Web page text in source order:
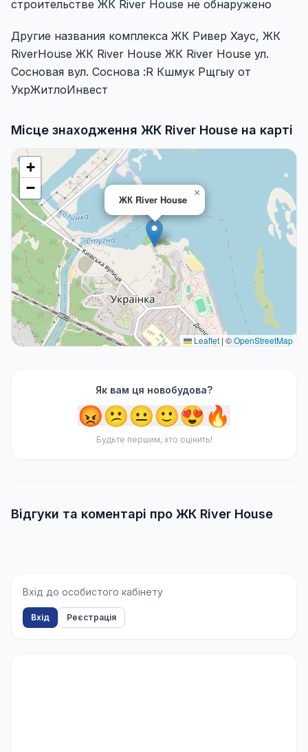
строительстве ЖК River House не обнаружено
Другие названия комплекса ЖК Ривер Хаус, ЖК
RiverHouse ЖК River House ЖК River House ул.
Сосновая вул. Соснова :R Кшмук Рщгыу от
УкрЖитлоИнвест
Місце знаходження ЖК River House на карті
ЖК River House
×
+
−
Leaflet | ©OpenStreetMap
Як вам ця новобудова?
😡😕😐🙂😍🔥
Будьте першим, хто оцінить!
Відгуки та коментарі про ЖК River House
Вхід до особистого кабінету
Вхід Реєстрація